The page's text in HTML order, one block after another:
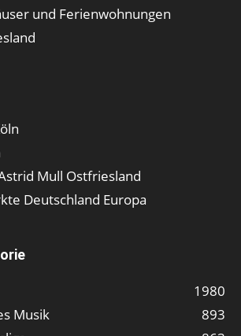
und Ferienwohnungen
Mull Ostfriesland
Deutschland Europa
1980
Musik
893